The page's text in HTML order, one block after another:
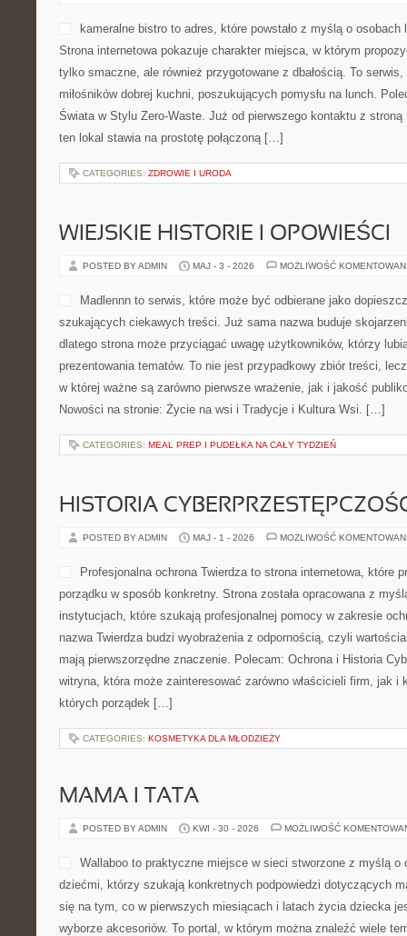
kameralne bistro to adres, które powstało z myślą o
Strona internetowa pokazuje charakter miejsca, w którym
tylko smaczne, ale również przygotowane z dbałością. To
miłośników dobrej kuchni, poszukujących pomysłu na lunch.
Świata w Stylu Zero-Waste. Już od pierwszego kontaktu z
ten lokal stawia na prostotę połączoną […]
CATEGORIES: ZDROWIE I URODA
WIEJSKIE HISTORIE I OPOWIEŚCI
POSTED BY ADMIN MAJ - 3 - 2026 MOŻLIWOŚĆ
Madlennn to serwis, które może być odbierane jako
szukających ciekawych treści. Już sama nazwa buduje
dlatego strona może przyciągać uwagę użytkowników, którzy
prezentowania tematów. To nie jest przypadkowy zbiór treści,
w której ważne są zarówno pierwsze wrażenie, jak i jakość
Nowości na stronie: Życie na wsi i Tradycje i Kultura Wsi. […]
CATEGORIES: MEAL PREP I PUDEŁKA NA CAŁY TYDZIEŃ
HISTORIA
POSTED BY ADMIN MAJ - 1 - 2026 MOŻLIWOŚĆ
Profesjonalna ochrona Twierdza to strona internetowa, które
porządku w sposób konkretny. Strona została opracowana z
instytucjach, które szukają profesjonalnej pomocy w zakresie
nazwa Twierdza budzi wyobrażenia z odpornością, czyli
mają pierwszorzędne znaczenie. Polecam: Ochrona i Historia
witryna, która może zainteresować zarówno właścicieli firm, jak i
których porządek […]
CATEGORIES: KOSMETYKA DLA MŁODZIEŻY
MAMA I TATA
POSTED BY ADMIN KWI - 30 - 2026 MOŻLIWOŚĆ
Wallaboo to praktyczne miejsce w sieci stworzone z myślą o
dziećmi, którzy szukają konkretnych podpowiedzi dotyczących
się na tym, co w pierwszych miesiącach i latach życia dziecka
wyborze akcesoriów. To portal, w którym można znaleźć wiele